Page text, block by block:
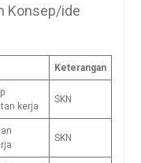
Konsep/ide
Keterangan
kerja
SKN
SKN